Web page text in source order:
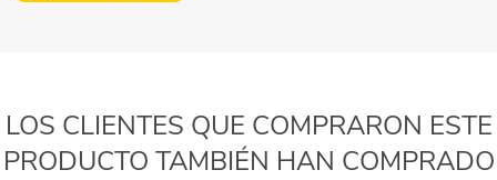
LOS CLIENTES QUE COMPRARON ESTE
PRODUCTO TAMBIÉN HAN COMPRADO